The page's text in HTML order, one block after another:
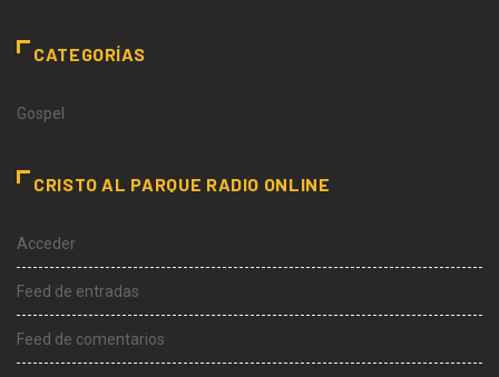
CATEGORÍAS
Gospel
CRISTO AL PARQUE RADIO ONLINE
Acceder
Feed de entradas
Feed de comentarios